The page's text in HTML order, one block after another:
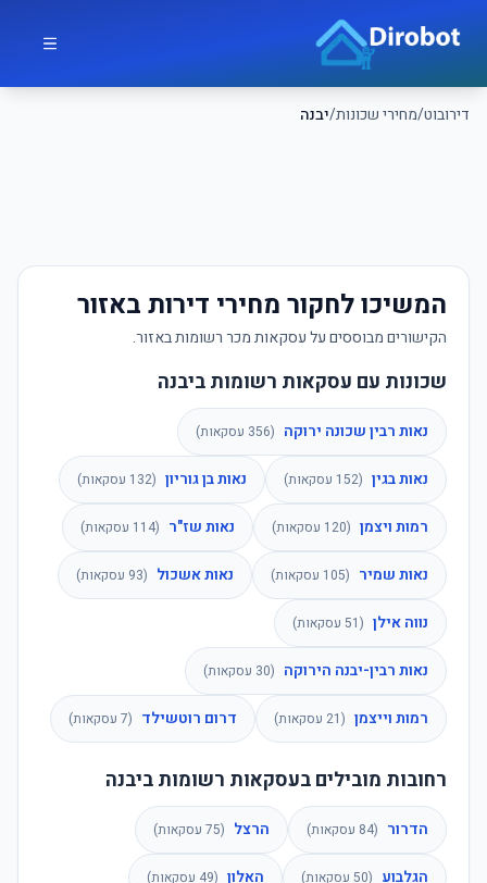
דירובוט/מחירי שכונות/יבנה
דירובוט
המשיכו לחקור מחירי דירות באזור
הקישורים מבוססים על עסקאות מכר רשומות באזור.
שכונות עם עסקאות רשומות ביבנה
נאות רבין שכונה ירוקה (
356 עסקאות)
נאות בגין (
152 עסקאות) נאות בן גוריון (
132 עסקאות)
רמות ויצמן (
120 עסקאות) נאות שז"ר (
114 עסקאות)
נאות שמיר (
105 עסקאות) נאות אשכול (
93 עסקאות)
נווה אילן (
51 עסקאות)
נאות רבין-יבנה הירוקה (
30 עסקאות)
רמות וייצמן (
21 עסקאות) דרום רוטשילד (
7 עסקאות)
רחובות מובילים בעסקאות רשומות ביבנה
הדרור (
84 עסקאות) הרצל (
75 עסקאות)
הגלבוע (
50 עסקאות) האלון (
49 עסקאות)